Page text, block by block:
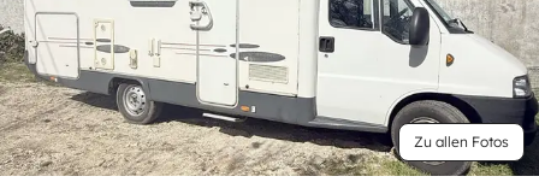
Zu allen Fotos